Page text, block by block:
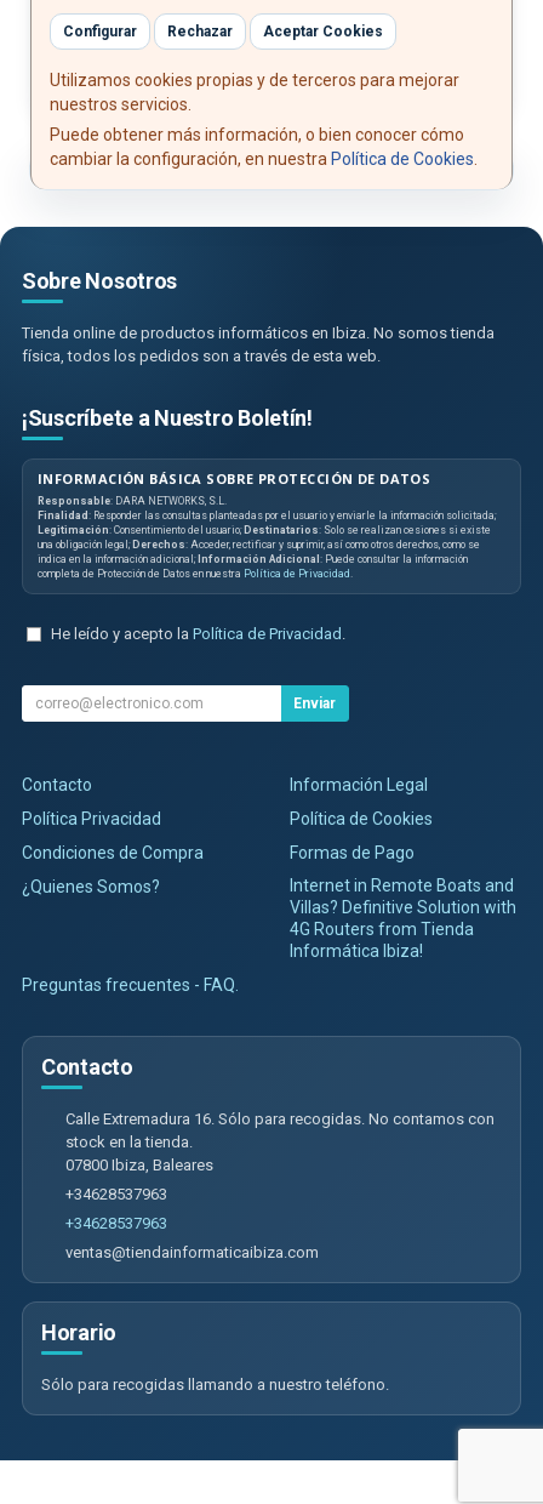
Montaje VESA: 300 x 200 mm
Configurar Rechazar Aceptar Cookies
Utilizamos cookies propias y de terceros para mejorar
nuestros servicios.
Puede obtener más información, o bien conocer cómo
cambiar la configuración, en nuestra Política de Cookies
Sobre Nosotros
Tienda online de productos informáticos en Ibiza. No somos tienda
física, todos los pedidos son a través de esta web.
¡Suscríbete a Nuestro Boletín!
INFORMACIÓN BÁSICA SOBRE PROTECCIÓN DE DATOS
Responsable: DARA NETWORKS, S.L.
Finalidad : Responder las consultas planteadas por el usuario y enviarle la información solicitada;
Legitimación: Consentimiento del usuario; Destinatarios: Solo se realizan cesiones si existe
una obligación legal; Derechos: Acceder, rectificar y suprimir, así como otros derechos, como se
indica en la información adicional; Información Adicional : Puede consultar la información
completa de Protección de Datos en nuestra Política de Privacidad
He leído y acepto la Política de Privacidad
Enviar
Contacto
Información Legal
Política Privacidad
Política de Cookies
Condiciones de Compra
Formas de Pago
¿Quienes Somos?
Internet in Remote Boats and
Villas? Definitive Solution with
4G Routers from Tienda
Informática Ibiza!
Preguntas frecuentes - FAQ.
Contacto
Calle Extremadura 16. Sólo para recogidas. No contamos con
stock en la tienda.
07800 Ibiza Baleares
+34628537963
+34628537963
ventas@tiendainformaticaibiza.com
Horario
Sólo para recogidas llamando a nuestro teléfono.